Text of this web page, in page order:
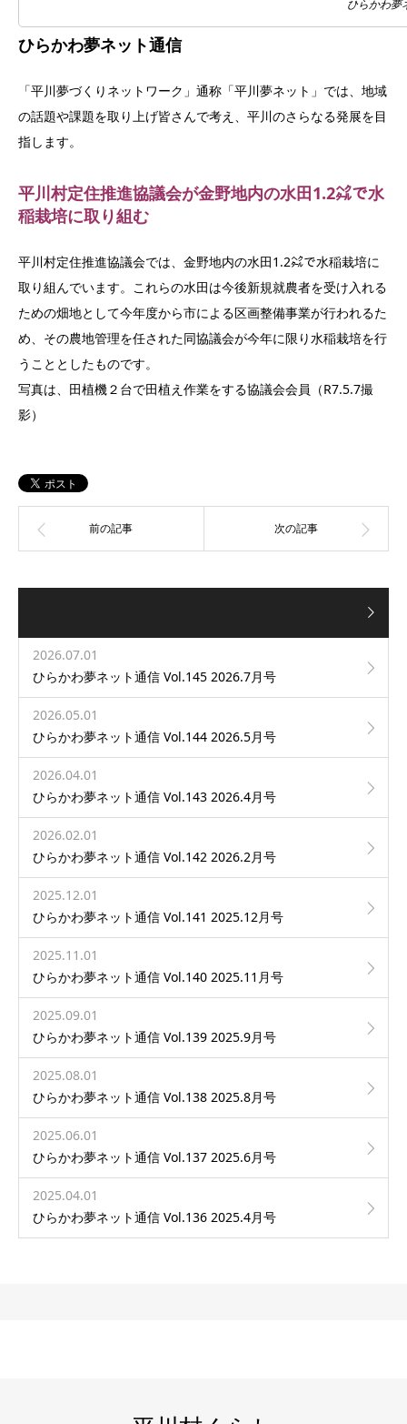
ひらかわ夢
ひらかわ夢ネット通信
「平川夢づくりネットワーク」通称「平川夢ネット」では、地域
の話題や課題を取り上げ皆さんで考え、平川のさらなる発展を目
指します。
平川村定住推進協議会が金野地内の水田1.2㌶で水
稲栽培に取り組む
平川村定住推進協議会では、金野地内の水田1.2㌶で水稲栽培に
取り組んでいます。これらの水田は今後新規就農者を受け入れる
ための畑地として今年度から市による区画整備事業が行われるた
め、その農地管理を任された同協議会が今年に限り水稲栽培を行
うこととしたものです。
写真は、田植機２台で田植え作業をする協議会会員（R7.5.7撮
影）
2026.07.01
ひらかわ夢ネット通信 Vol.145 2026.7月号
2026.05.01
ひらかわ夢ネット通信 Vol.144 2026.5月号
2026.04.01
ひらかわ夢ネット通信 Vol.143 2026.4月号
2026.02.01
ひらかわ夢ネット通信 Vol.142 2026.2月号
2025.12.01
ひらかわ夢ネット通信 Vol.141 2025.12月号
2025.11.01
ひらかわ夢ネット通信 Vol.140 2025.11月号
2025.09.01
ひらかわ夢ネット通信 Vol.139 2025.9月号
2025.08.01
ひらかわ夢ネット通信 Vol.138 2025.8月号
2025.06.01
ひらかわ夢ネット通信 Vol.137 2025.6月号
2025.04.01
ひらかわ夢ネット通信 Vol.136 2025.4月号